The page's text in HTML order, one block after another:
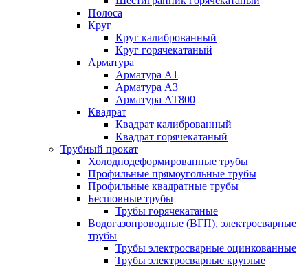
Полоса
Круг
Круг калиброванный
Круг горячекатаный
Арматура
Арматура А1
Арматура А3
Арматура АТ800
Квадрат
Квадрат калиброванный
Квадрат горячекатаный
Трубный прокат
Холоднодеформированные трубы
Профильные прямоугольные трубы
Профильные квадратные трубы
Бесшовные трубы
Трубы горячекатаные
Водогазопроводные (ВГП), электросварные
трубы
Трубы электросварные оцинкованные
Трубы электросварные круглые